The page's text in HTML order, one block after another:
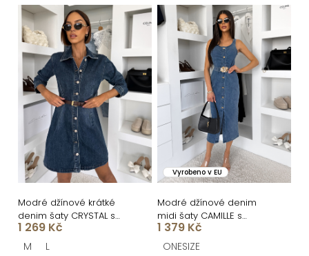
n
í
p
r
o
u
k
ů
V
ý
p
s
o
d
u
k
Modré džínové krátké
denim šaty CRYSTAL s
dlouhým rukávem
1 269 Kč
M L
Vyrobeno v EU
Modré džínové denim
midi šaty CAMILLE s
páskem
1 379 Kč
ONESIZE